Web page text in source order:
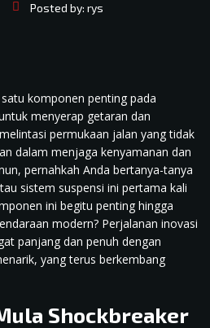
Posted by: rys
komponen penting pada
menyerap getaran dan
permukaan jalan yang tidak
dalam menjaga kenyamanan dan
pernahkah Anda bertanya-tanya
sistem suspensi ini pertama kali
ini begitu penting hingga
modern? Perjalanan inovasi
panjang dan penuh dengan
yang terus berkembang
Shockbreaker